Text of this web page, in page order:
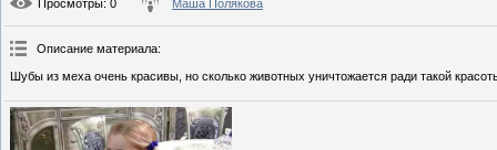
Просмотры: 0 Маша Полякова
Описание материала:
Шубы из меха очень красивы, но сколько животных уничтожается ради такой